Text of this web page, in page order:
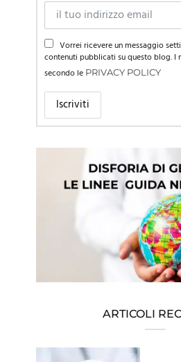
Vorrei ricevere un messaggio
contenuti pubblicati su questo blog. I
secondo le PRIVACY POLICY
ARTICOLI